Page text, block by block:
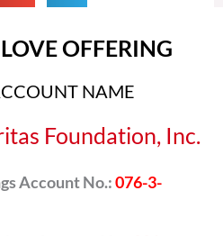
OFFERING
NAME
Foundation, Inc.
Account No.:076-3-